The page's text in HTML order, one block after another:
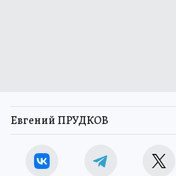
Евгений ПРУДКОВ